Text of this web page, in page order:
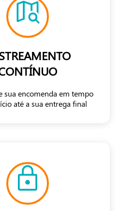
sua encomenda em tempo
até a sua entrega final